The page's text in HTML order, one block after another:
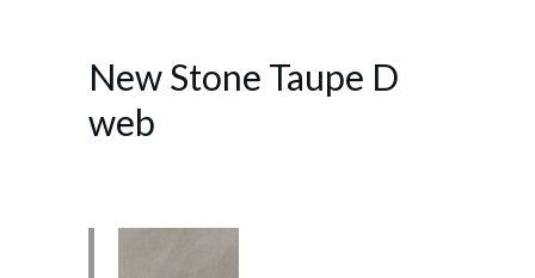
New Stone Taupe D
web